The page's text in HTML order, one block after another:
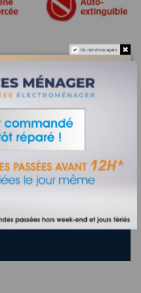
- Type 10 -
appareil dans la liste
?
Do not show again.